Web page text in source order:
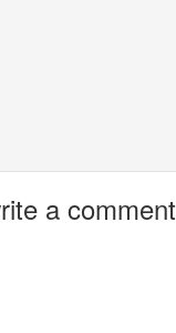
a comment